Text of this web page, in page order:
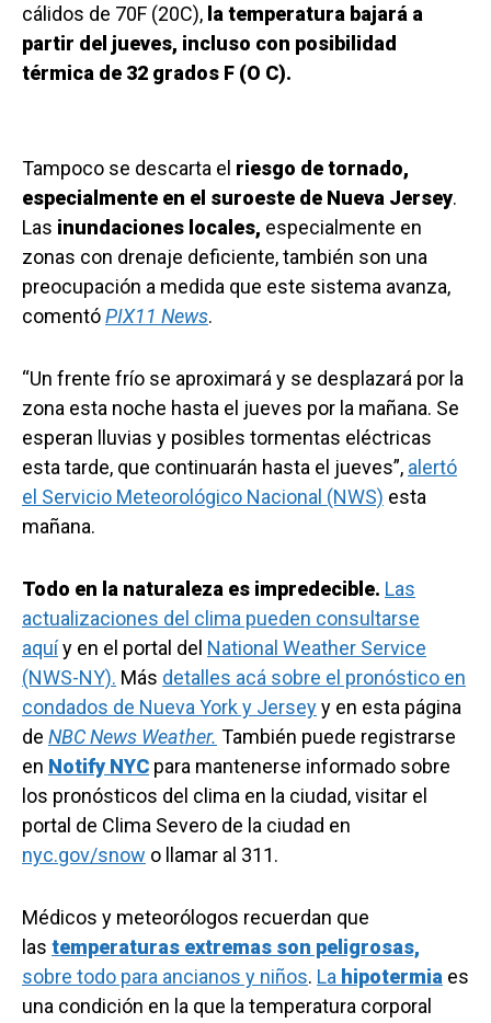
cálidos de 70F (20C), la temperatura bajará a
partir del jueves, incluso con posibilidad
térmica de 32 grados F (O C).
Tampoco se descarta el riesgo de tornado,
especialmente en el suroeste de Nueva Jersey.
Las inundaciones locales, especialmente en
zonas con drenaje deficiente, también son una
preocupación a medida que este sistema avanza,
comentóPIX11 News.
“Un frente frío se aproximará y se desplazará por la
zona esta noche hasta el jueves por la mañana. Se
esperan lluvias y posibles tormentas eléctricas
esta tarde, que continuarán hasta el jueves”, alertó
el Servicio Meteorológico Nacional (NWS) esta
mañana.
Todo en la naturaleza es impredecible. Las
actualizaciones del clima pueden consultarse
aquíy en el portal del National Weather Service
(NWS-NY). Más detalles acá sobre el pronóstico en
condados de Nueva York y Jerseyy en esta página
de NBC News Weather. También puede registrarse
en Notify NYC para mantenerse informado sobre
los pronósticos del clima en la ciudad, visitar el
portal de Clima Severo de la ciudad en
nyc.gov/snow o llamar al 311.
Médicos y meteorólogos recuerdan que
las temperaturas extremas son peligrosas,
sobre todo para ancianos y niños. La hipotermia es
una condición en la que la temperatura corporal